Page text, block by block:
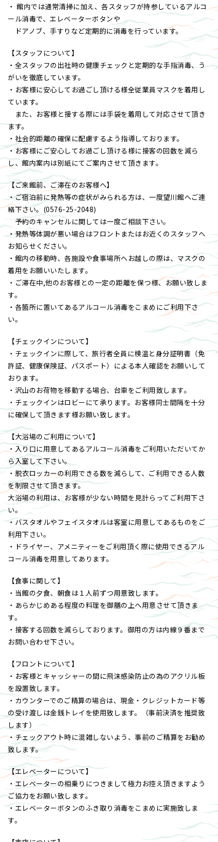
・ 館内では通常清掃に加え、各スタッフが持参しているアルコ
ール消毒で、エレベーターボタンや
ドアノブ、手すりなど定期的に消毒を行っています。
【スタッフについて】
・全スタッフの出社時の健康チェックと定期的な手指消毒、う
がいを徹底しています。
・お客様に安心してお過ごし頂ける様全従業員マスクを着用し
ています。
また、お客様と接する際には手袋を着用して対応させて頂き
ます。
・社会的距離の確保に配慮するよう指導しております。
・お客様にご安心してお過ごし頂ける様に接客の回数を減ら
し、館内案内は別紙にてご案内させて頂きます。
【ご来館前、ご滞在のお客様へ】
・ご宿泊前に発熱等の症状がみられる方は、一度望川館へご連
絡下さい。(0576-25-2048)
予約のキャンセルに関しては一度ご相談下さい。
・発熱等体調が悪い場合はフロントまたはお近くのスタッフへ
お知らせください。
・館内の移動時、各施設や食事場所へお越しの際は、マスクの
着用をお願いいたします。
・ご滞在中,他のお客様との一定の距離を保つ様、お願い致しま
す。
・各箇所に置いてあるアルコール消毒をこまめにご利用下さ
い。
【チェックインについて】
・チェックインに際して、旅行者全員に検温と身分証明書（免
許証、健康保険証、パスポート）による本人確認をお願いして
おります。
・沢山のお荷物を移動する場合、台車をご利用致します。
・チェックインはロビーにて承ります。お客様同士間隔を十分
に確保して頂きます様お願い致します。
【大浴場のご利用について】
・入り口に用意してあるアルコール消毒をご利用いただいてか
ら入室して下さい。
・脱衣ロッカーの利用できる数を減らして、ご利用できる人数
を制限させて頂きます。
大浴場の利用は、お客様が少ない時間を見計らってご利用下さ
い。
・バスタオルやフェイスタオルは客室に用意してあるものをご
利用下さい。
・ドライヤー、アメニティーをご利用頂く際に使用できるアル
コール消毒を用意してあります。
【食事に関して】
・当館の夕食、朝食は１人前ずつ用意致します。
・あらかじめある程度の料理を御膳の上へ用意させて頂きま
す。
・接客する回数を減らしております。御用の方は内線９番まで
お問い合わせ下さい。
【フロントについて】
・お客様とキャッシャーの間に飛沫感染防止の為のアクリル板
を設置致します。
・カウンターでのご精算の場合は、現金・クレジットカード等
の受け渡しは金銭トレイを使用致します。（事前決済を推奨致
します）
・チェックアウト時に混雑しないよう、事前のご精算をお勧め
致します。
【エレベーターについて】
・エレベーターの相乗りにつきまして極力お控え頂きますよう
ご協力をお願い致します。
・エレベーターボタンのふき取り消毒をこまめに実施致しま
す。